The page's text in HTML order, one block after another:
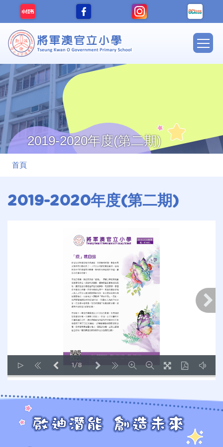
移至主內容
Main
2019-2020年度(第二期)
導
連
首頁
2019-2020年度(第二期)
LOADING PAGES 93% ...
1/8